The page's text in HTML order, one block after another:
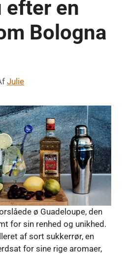
efter en
Bologna
Julie
ø Guadeloupe, den
for sin renhed og unikhed.
af sort sukkerrør, en
for sine rige aromaer,